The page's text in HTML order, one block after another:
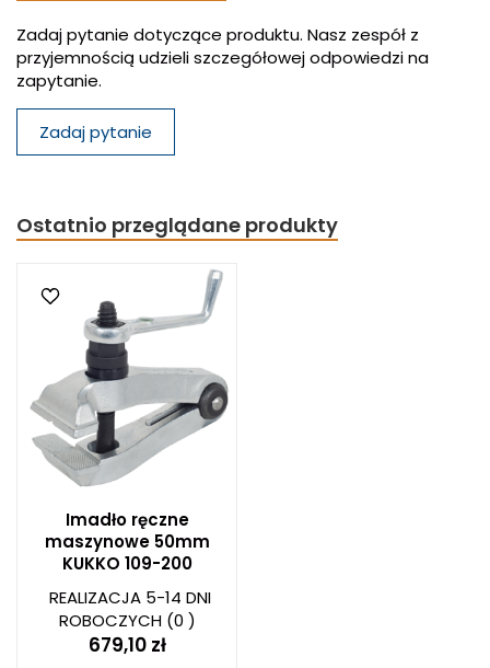
Zadaj pytanie dotyczące produktu. Nasz zespół z
przyjemnością udzieli szczegółowej odpowiedzi na
zapytanie.
Zadaj pytanie
Ostatnio przeglądane produkty
Imadło ręczne
maszynowe 50mm
KUKKO 109-200
REALIZACJA 5-14 DNI
ROBOCZYCH(0 )
679,10 zł